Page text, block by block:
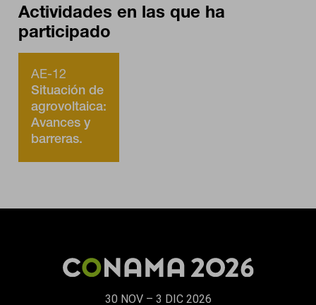
Actividades en las que ha
participado
AE-12
Situación de
agrovoltaica:
Avances y
barreras.
Energético
30 NOV – 3 DIC 2026